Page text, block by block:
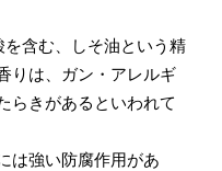
含む、しそ油という精
りは、
ガン ・ アレルギ
らきがあるといわれて
は強い防腐作用があ